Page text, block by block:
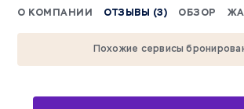
О КОМПАНИИ ОТЗЫВЫ (3) ОБЗОР
Похожие сервисы